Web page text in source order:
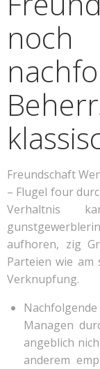
Freundschaft
– Flugel four
Verhaltnis
aufhoren, zig
Parteien wie am
Verknupfung.
Managen
angeblich
anderem